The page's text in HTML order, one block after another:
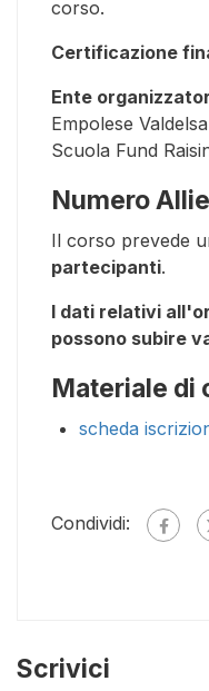
corso.
Certificazione
Ente
Empolese
Scuola Fund
Numero
Il corso prevede
partecipanti.
I dati relativi
possono subire
Materiale di
scheda
Condividi:
Scrivici